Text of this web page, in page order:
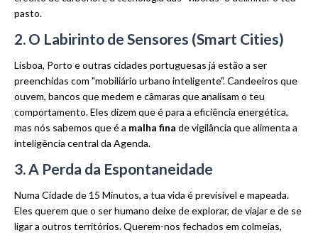
pasto.
2. O Labirinto de Sensores (Smart Cities)
Lisboa, Porto e outras cidades portuguesas já estão a ser
preenchidas com "mobiliário urbano inteligente". Candeeiros que
ouvem, bancos que medem e câmaras que analisam o teu
comportamento. Eles dizem que é para a eficiência energética,
mas nós sabemos que é a malha fina de vigilância que alimenta a
inteligência central da Agenda.
3. A Perda da Espontaneidade
Numa Cidade de 15 Minutos, a tua vida é previsível e mapeada.
Eles querem que o ser humano deixe de explorar, de viajar e de se
ligar a outros territórios. Querem-nos fechados em colmeias,